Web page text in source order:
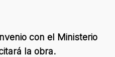
con el Ministerio
la obra.